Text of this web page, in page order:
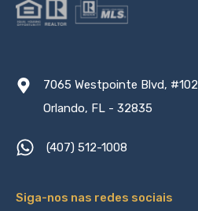
7065 Westpointe Blvd, #102
Orlando, FL - 32835
(407) 512-1008
Siga-nos nas redes sociais